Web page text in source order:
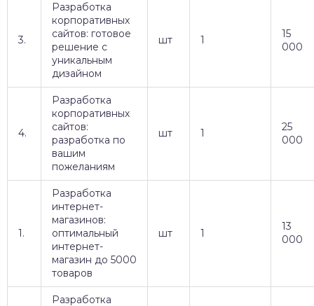
3.
Разработка
корпоративных
сайтов: готовое
решение с
уникальным
дизайном
шт 1
15
000
4.
Разработка
корпоративных
сайтов:
разработка по
вашим
пожеланиям
шт 1
25
000
1.
Разработка
интернет-
магазинов:
оптимальный
интернет-
магазин до 5000
товаров
шт 1
13
000
Разработка